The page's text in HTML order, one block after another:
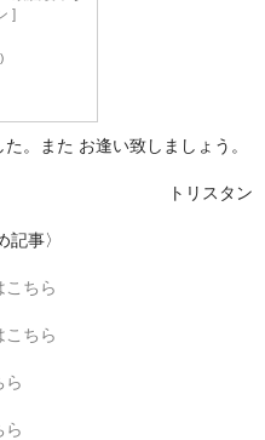
]
。また お逢い致しましょう。
トリスタン
記事〉
ちら
ちら
ら
ら